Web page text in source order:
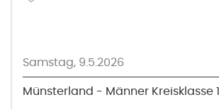
Samstag, 9.5.2026
Münsterland - Männer Kreisklasse 1